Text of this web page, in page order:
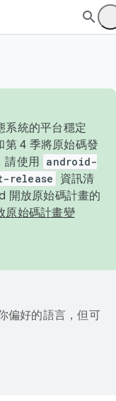
系統的平台穩定
4 季將原始碼發
請使用 android-
release
資訊清
開放原始碼計畫的
原始碼計畫變
偏好的語言，但可